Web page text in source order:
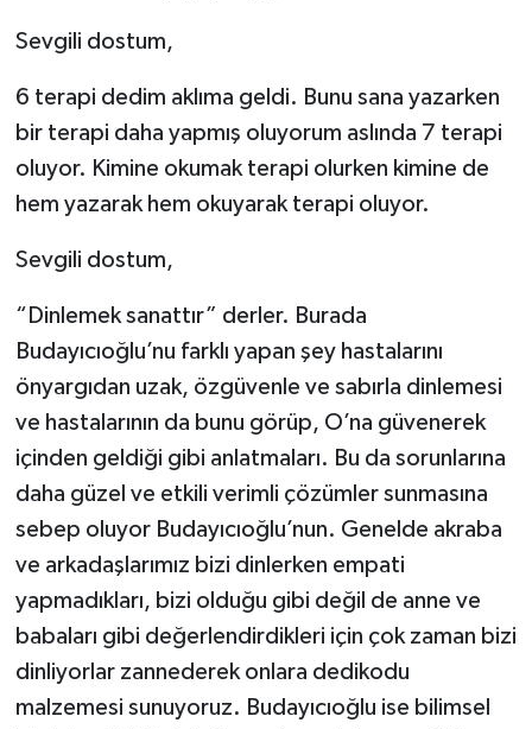
Sevgili dostum,
6 terapi dedim aklıma geldi. Bunu sana yazarken
bir terapi daha yapmış oluyorum aslında 7 terapi
oluyor. Kimine okumak terapi olurken kimine de
hem yazarak hem okuyarak terapi oluyor.
Sevgili dostum,
“Dinlemek sanattır” derler. Burada
Budayıcıoğlu’nu farklı yapan şey hastalarını
önyargıdan uzak, özgüvenle ve sabırla dinlemesi
ve hastalarının da bunu görüp, O’na güvenerek
içinden geldiği gibi anlatmaları. Bu da sorunlarına
daha güzel ve etkili verimli çözümler sunmasına
sebep oluyor Budayıcıoğlu’nun. Genelde akraba
ve arkadaşlarımız bizi dinlerken empati
yapmadıkları, bizi olduğu gibi değil de anne ve
babaları gibi değerlendirdikleri için çok zaman bizi
dinliyorlar zannederek onlara dedikodu
malzemesi sunuyoruz. Budayıcıoğlu ise bilimsel